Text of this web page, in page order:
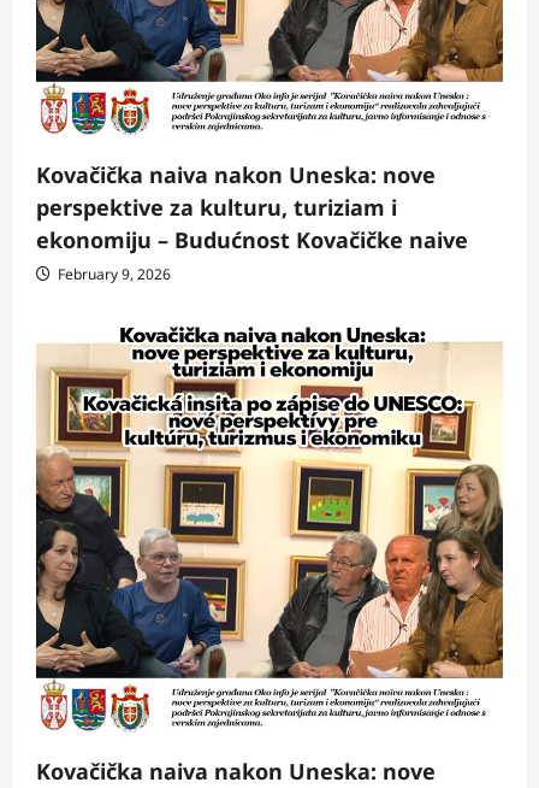
Kovačička naiva nakon Uneska: nove
perspektive za kulturu, turiziam i
ekonomiju – Budućnost Kovačičke naive
February 9, 2026
Kovačička naiva nakon Uneska: nove